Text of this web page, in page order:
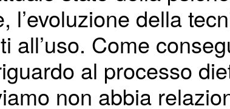
della
all’uso. Come
al processo
non abbia